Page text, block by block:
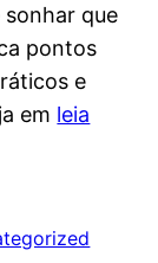
que
pontos
e
em leia